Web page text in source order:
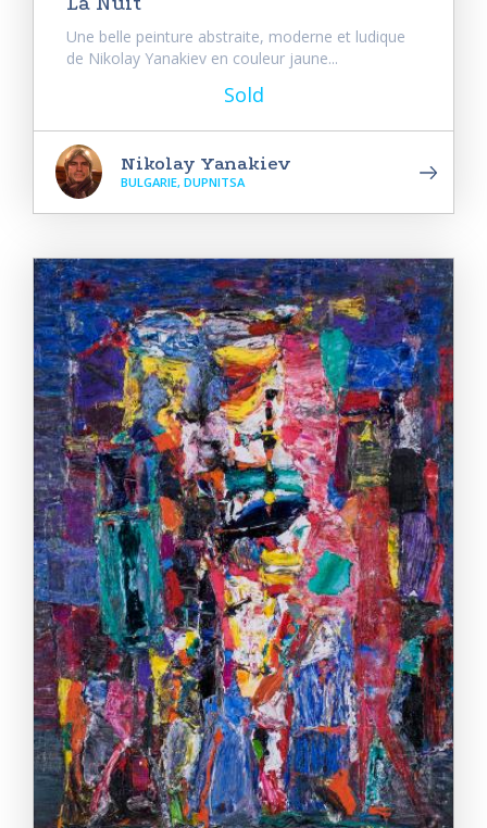
Une belle peinture abstraite, moderne et ludique
de Nikolay Yanakiev en couleur jaune...
Sold
Nikolay Yanakiev
BULGARIE, DUPNITSA